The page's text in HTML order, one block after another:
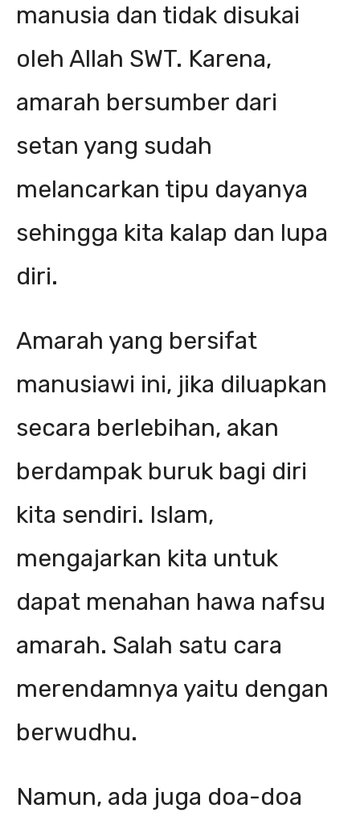
manusia dan tidak disukai
oleh Allah SWT. Karena,
amarah bersumber dari
setan yang sudah
melancarkan tipu dayanya
sehingga kita kalap dan lupa
diri.
Amarah yang bersifat
manusiawi ini, jika diluapkan
secara berlebihan, akan
berdampak buruk bagi diri
kita sendiri. Islam,
mengajarkan kita untuk
dapat menahan hawa nafsu
amarah. Salah satu cara
merendamnya yaitu dengan
berwudhu.
Namun, ada juga doa-doa